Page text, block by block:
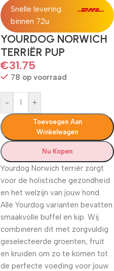
Snelle levering
binnen 72u
YOURDOG NORWICH
TERRIËR PUP
€31.75
78 op voorraad
- +
Toevoegen Aan
Winkelwagen
Nu Kopen
Yourdog Norwich terriër zorgt
voor de holistische gezondheid
en het welzijn van jouw hond.
Alle Yourdog varianten bevatten
smaakvolle buffel en kip. Wij
combineren dit met zorgvuldig
geselecteerde groenten, fruit
en kruiden om zo te komen tot
de perfecte voeding voor jouw